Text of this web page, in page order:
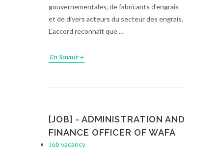
gouvernementales, de fabricants d'engrais
et de divers acteurs du secteur des engrais.
L'accord reconnaît que …
En Savoir +
[JOB] - ADMINISTRATION AND
FINANCE OFFICER OF WAFA
Job vacancy